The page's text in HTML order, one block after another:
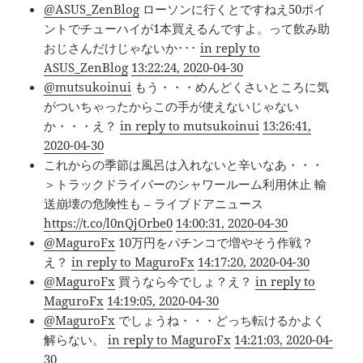
@ASUS_ZenBlog ローソンに行くとですねえ50ポイ
ントでチューハイが1本買えるんですよ。って飲み助
おじさんだけじゃないか･･･in reply to
ASUS_ZenBlog 13:22:24, 2020-04-30
@mutsukoinui もう・・・めんどくさいところに気
がついちゃったからこの手が使えないじゃない
か・・・え？in reply to mutsukoinui 13:26:41,
2020-04-30
これからの季節は風呂は入れないと辛いなあ・・・
＞トラックドライバーのシャワールーム利用休止 輸
送崩壊の危険性も – ライブドアニュース
https://t.co/l0nQjOrbe0 14:00:31, 2020-04-30
@MaguroFx 10万円をパチンコで増やそう作戦？
え？in reply to MaguroFx 14:17:20, 2020-04-30
@MaguroFx 買うなら今でしょ？え？in reply to
MaguroFx 14:19:05, 2020-04-30
@MaguroFx でしょうね・・・どっち転けるかよく
解らない。in reply to MaguroFx 14:21:03, 2020-04-
30